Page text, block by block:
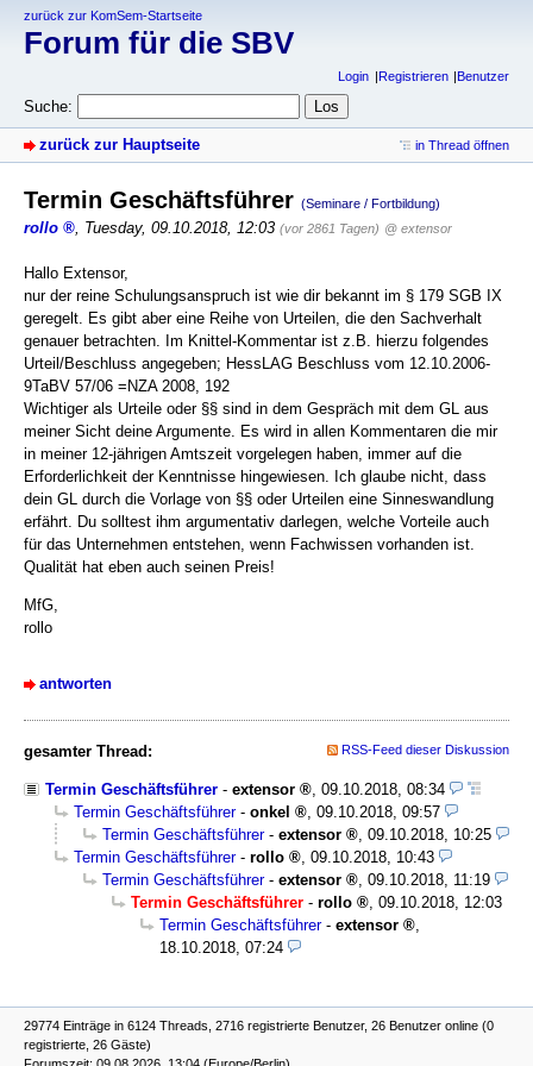
zurück zur KomSem-Startseite
Forum für die SBV
Login Registrieren Benutzer
Suche:
zurück zur Hauptseite in Thread öffnen
Termin Geschäftsführer (Seminare / Fortbildung)
rollo , Tuesday, 09.10.2018, 12:03 (vor 2861 Tagen) @ extensor
Hallo Extensor,
nur der reine Schulungsanspruch ist wie dir bekannt im § 179 SGB IX
geregelt. Es gibt aber eine Reihe von Urteilen, die den Sachverhalt
genauer betrachten. Im Knittel-Kommentar ist z.B. hierzu folgendes
Urteil/Beschluss angegeben; HessLAG Beschluss vom 12.10.2006-
9TaBV 57/06 =NZA 2008, 192
Wichtiger als Urteile oder §§ sind in dem Gespräch mit dem GL aus
meiner Sicht deine Argumente. Es wird in allen Kommentaren die mir
in meiner 12-jährigen Amtszeit vorgelegen haben, immer auf die
Erforderlichkeit der Kenntnisse hingewiesen. Ich glaube nicht, dass
dein GL durch die Vorlage von §§ oder Urteilen eine Sinneswandlung
erfährt. Du solltest ihm argumentativ darlegen, welche Vorteile auch
für das Unternehmen entstehen, wenn Fachwissen vorhanden ist.
Qualität hat eben auch seinen Preis!
MfG,
rollo
antworten
gesamter Thread: RSS-Feed dieser Diskussion
Termin Geschäftsführer - extensor
09.10.2018, 08:34
Termin Geschäftsführer- onkel
09.10.2018, 09:57
Termin Geschäftsführer- extensor
09.10.2018, 10:25
Termin Geschäftsführer- rollo
09.10.2018, 10:43
Termin Geschäftsführer- extensor
09.10.2018, 11:19
Termin Geschäftsführer - rollo
09.10.2018, 12:03
Termin Geschäftsführer- extensor
18.10.2018, 07:24
29774 Einträge in 6124 Threads, 2716 registrierte Benutzer, 26 Benutzer online (0
registrierte, 26 Gäste)